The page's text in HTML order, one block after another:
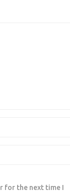
for the next time I